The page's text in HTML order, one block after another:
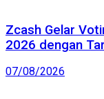
Zcash Gelar
2026 dengan
07/08/2026